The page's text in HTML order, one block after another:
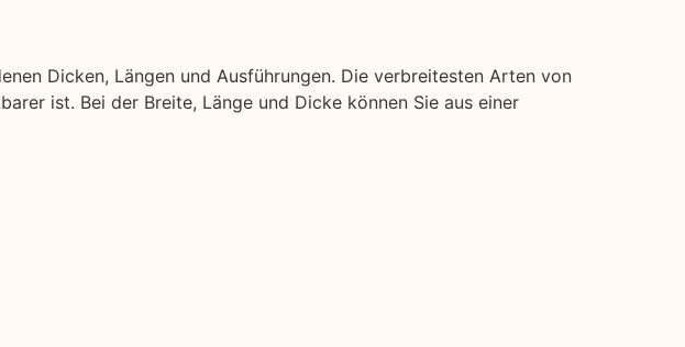
Dicken, Längen und Ausführungen. Die verbreitesten Arten von
ist. Bei der Breite, Länge und Dicke können Sie aus einer